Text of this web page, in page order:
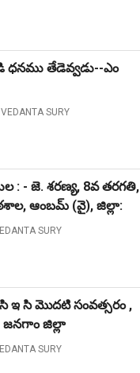
ధనము తేడెవ్వడు--ఎం
VEDANTA SURY
: - జె. శరణ్య, 8వ తరగతి,
ఆంబమ్ (వై), జిల్లా:
SURY
సి ఇ సి మొదటి సంవత్సరం ,
జనగాం జిల్లా
SURY